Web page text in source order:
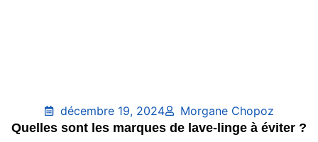
décembre 19, 2024
Morgane Chopoz
Quelles sont les marques de lave-linge à éviter ?